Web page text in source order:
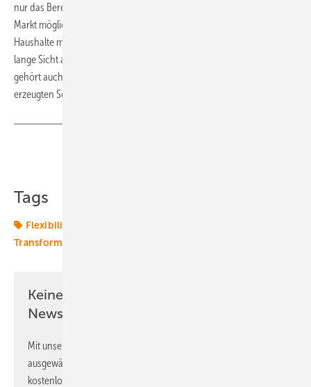
nur das Bereitstellen von Flexibilität aus Kleinanlagen am Imbalance-
Markt möglich und sorge für eine gute Verdienstmöglichkeit für
Haushalte mit Solaranlage und Speicher, sondern erlaube auch auf
lange Sicht andere Nutzungsmöglichkeiten einzubeziehen. Dazu
gehört auch die Optimierung des Eigenverbrauchs von selbst
erzeugten Solarstrom im Gebäude. (su)
Tags
Flexibilität
Transformation
Keine Zeit? Kein Problem mit dem ERE
Newsletter!
Mit unserem Newsletter erhalten Sie regelmäßig von uns
ausgewählte Informationen und Neuigkeiten, gebündelt und
kostenlos direkt ins Postfach.